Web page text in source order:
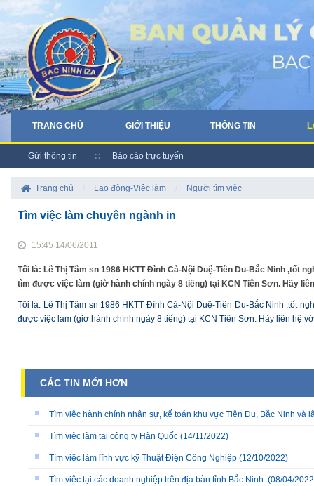
TRANG CHỦ GIỚI THIỆU THÔNG TIN
Gửi thông tin Báo cáo trực tuyến
Trang chủ Lao động-Việc làm Người tìm việc
Tìm việc làm chuyên ngành in
15:45 14/06/2011
Tôi là: Lê Thị Tâm sn 1986 HKTT Đình Cả-Nội Duệ-Tiên Du-Bắc Ninh ,tốt
tìm được việc làm (giờ hành chính ngày 8 tiếng) tại KCN Tiên Sơn. Hãy
Tôi là: Lê Thị Tâm sn 1986 HKTT Đình Cả-Nội Duệ-Tiên Du-Bắc Ninh ,tốt
được việc làm (giờ hành chính ngày 8 tiếng) tại KCN Tiên Sơn. Hãy liên hệ
CÁC TIN MỚI HƠN
Tìm việc hành chính nhân sự, kế toán khu vực Tiên Du, Bắc Ninh và
Tìm việc làm tại công ty Hàn Quốc (14/11/2022)
Tìm việc làm lĩnh vực kỹ Thuật Điện Công Nghiệp (12/10/2022)
Tìm việc tại các doanh nghiệp trên địa bàn tỉnh Bắc Ninh. (08/04/